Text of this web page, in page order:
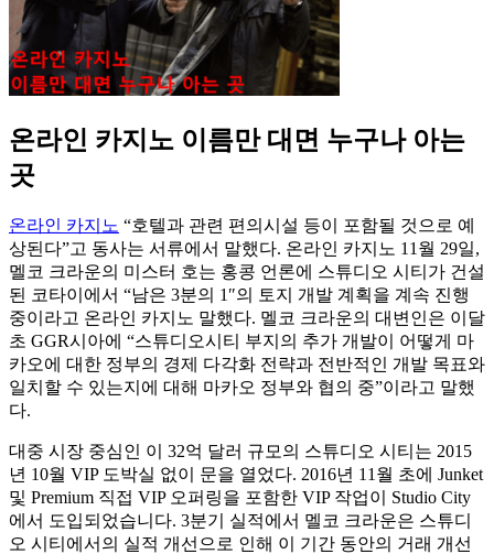
온라인 카지노 이름만 대면 누구나 아는
곳
온라인 카지노 “호텔과 관련 편의시설 등이 포함될 것으로 예
상된다”고 동사는 서류에서 말했다. 온라인 카지노 11월 29일,
멜코 크라운의 미스터 호는 홍콩 언론에 스튜디오 시티가 건설
된 코타이에서 “남은 3분의 1″의 토지 개발 계획을 계속 진행
중이라고 온라인 카지노 말했다. 멜코 크라운의 대변인은 이달
초 GGR시아에 “스튜디오시티 부지의 추가 개발이 어떻게 마
카오에 대한 정부의 경제 다각화 전략과 전반적인 개발 목표와
일치할 수 있는지에 대해 마카오 정부와 협의 중”이라고 말했
다.
대중 시장 중심인 이 32억 달러 규모의 스튜디오 시티는 2015
년 10월 VIP 도박실 없이 문을 열었다. 2016년 11월 초에 Junket
및 Premium 직접 VIP 오퍼링을 포함한 VIP 작업이 Studio City
에서 도입되었습니다. 3분기 실적에서 멜코 크라운은 스튜디
오 시티에서의 실적 개선으로 인해 이 기간 동안의 거래 개선